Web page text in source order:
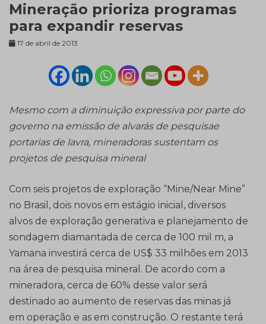
Mineração prioriza programas
para expandir reservas
17 de abril de 2013
Mesmo com a diminuição expressiva por parte do
governo na emissão de alvarás de pesquisae
portarias de lavra, mineradoras sustentam os
projetos de pesquisa mineral
Com seis projetos de exploração “Mine/Near Mine”
no Brasil, dois novos em estágio inicial, diversos
alvos de exploração generativa e planejamento de
sondagem diamantada de cerca de 100 mil m, a
Yamana investirá cerca de US$ 33 milhões em 2013
na área de pesquisa mineral. De acordo com a
mineradora, cerca de 60% desse valor será
destinado ao aumento de reservas das minas já
em operação e as em construção. O restante terá